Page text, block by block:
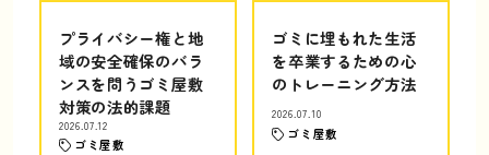
プライバシー権と地
域の安全確保のバラ
ンスを問うゴミ屋敷
対策の法的課題
2026.07.12
ゴミ屋敷
ゴミに埋もれた生活
を卒業するための心
のトレーニング方法
2026.07.10
ゴミ屋敷